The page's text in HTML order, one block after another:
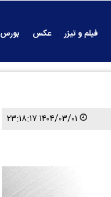
فیلم و تیزر عکس بورس
۱۴۰۴/۰۳/۰۱ ۲۳:۱۸:۱۷